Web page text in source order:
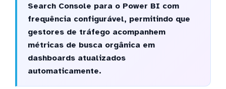
Search Console para o Power BI com
frequência configurável, permitindo que
gestores de tráfego acompanhem
métricas de busca orgânica em
dashboards atualizados
automaticamente.